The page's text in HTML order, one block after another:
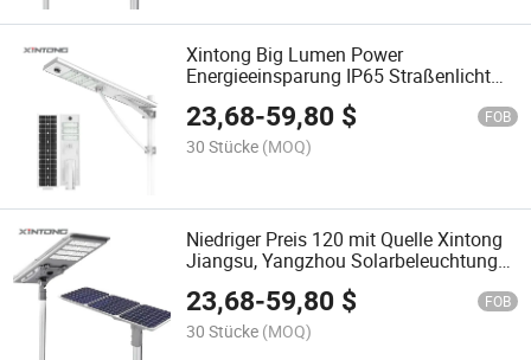
Xintong Big Lumen Power
Energieeinsparung IP65 Straßenlicht
integrierte Lampe Außenbeleuchtung
Batterie Alles in Einem LED
Solarstraßenlicht
23,68-59,80 $ FOB
30 Stücke (MOQ)
Niedriger Preis 120 mit Quelle Xintong
Jiangsu, Yangzhou Solarbeleuchtung
23,68-59,80 $ FOB
30 Stücke (MOQ)